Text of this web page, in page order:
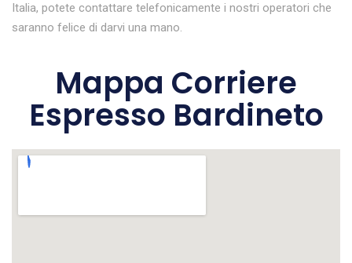
Italia, potete contattare telefonicamente i nostri operatori che
saranno felice di darvi una mano.
Mappa Corriere
Espresso Bardineto